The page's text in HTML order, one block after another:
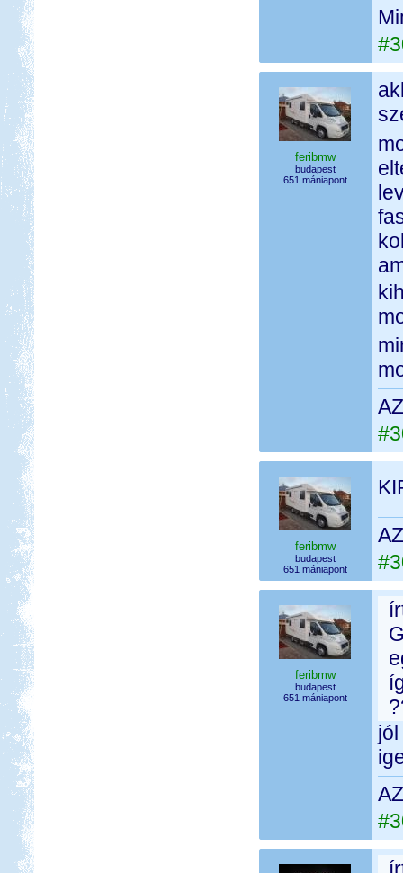
feribmw
budapest
651 mániapont
feribmw
budapest
651 mániapont
feribmw
budapest
651 mániapont